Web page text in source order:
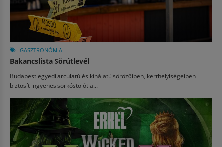
GASZTRONÓMIA
Bakancslista Sörútlevél
Budapest egyedi arculatú és kínálatú sörözőiben, kerthelyiségeiben
biztosít ingyenes sörkóstolót a...